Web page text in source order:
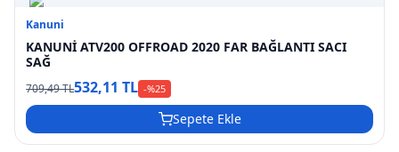
Kanuni
KANUNİ ATV200 OFFROAD 2020 FAR BAĞLANTI SACI
SAĞ
709,49 TL532,11 TL -%25
Sepete Ekle